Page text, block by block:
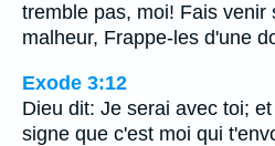
tremble pas, moi! Fais venir
malheur, Frappe-les d'une
Exode 3:12
Dieu dit: Je serai avec toi;
signe que c'est moi qui